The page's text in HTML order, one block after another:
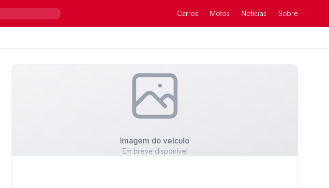
Carros Motos Notícias Sobre
Imagem do veículo
Em breve disponível